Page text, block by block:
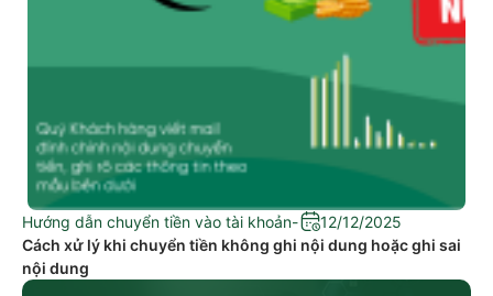
Hướng dẫn chuyển tiền vào tài khoản-
12/12/2025
Cách xử lý khi chuyển tiền không ghi nội dung hoặc ghi sai
nội dung